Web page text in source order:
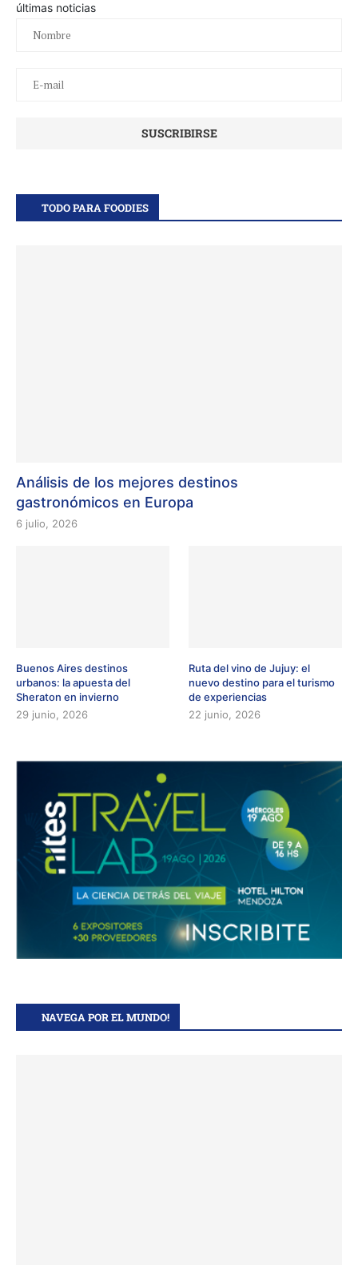
últimas noticias
TODO PARA FOODIES
Análisis de los mejores destinos
gastronómicos en Europa
6 julio, 2026
Buenos Aires destinos
urbanos: la apuesta del
Sheraton en invierno
29 junio, 2026
Ruta del vino de Jujuy: el
nuevo destino para el turismo
de experiencias
22 junio, 2026
NAVEGA POR EL MUNDO!